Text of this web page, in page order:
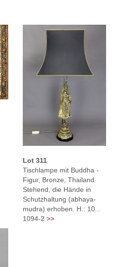
Lot 311
Tischlampe mit Buddha -
Figur, Bronze, Thailand
Stehend, die Hände in
Schutzhaltung (abhaya-
mudra) erhoben. H.: 10...
1094-2 >>